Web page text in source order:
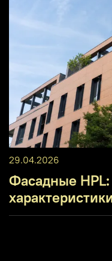
29.04.2026
Фасадные HPL: